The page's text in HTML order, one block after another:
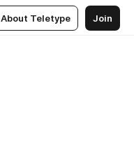
About Teletype Join